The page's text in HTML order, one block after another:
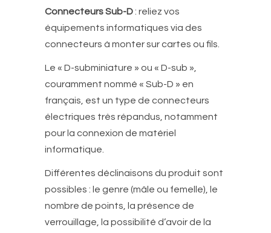
Connecteurs Sub-D: reliez vos
équipements informatiques via des
connecteurs à monter sur cartes ou fils.
Le « D-subminiature » ou « D-sub »,
couramment nommé « Sub-D » en
français, est un type de connecteurs
électriques très répandus, notamment
pour la connexion de matériel
informatique.
Différentes déclinaisons du produit sont
possibles : le genre (mâle ou femelle), le
nombre de points, la présence de
verrouillage, la possibilité d’avoir de la